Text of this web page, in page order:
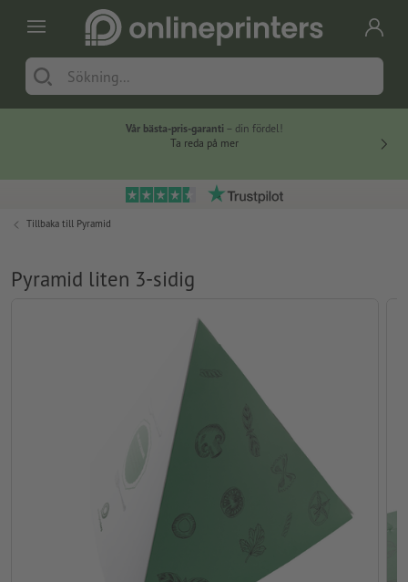
Vår bästa-pris-garanti – din fördel!
Ta reda på mer
Tillbaka till Pyramid
Pyramid liten 3-sidig